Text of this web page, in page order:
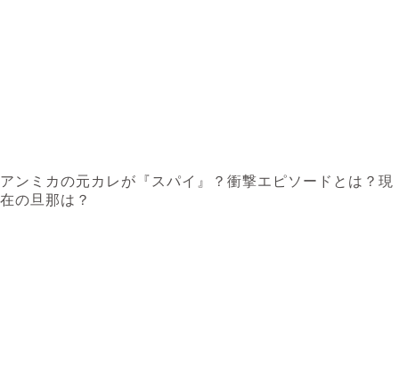
アンミカの元カレが『スパイ』？衝撃エピソードとは？現
在の旦那は？